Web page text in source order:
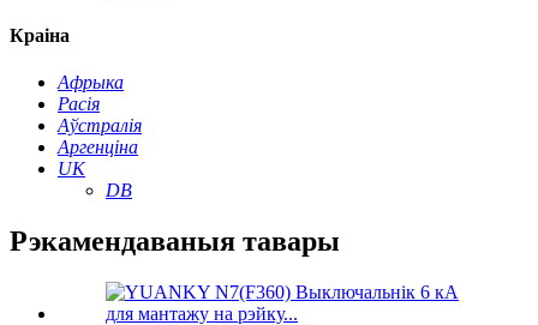
Краіна
Афрыка
Расія
Аўстралія
Аргенціна
UK
DB
Рэкамендаваныя тавары